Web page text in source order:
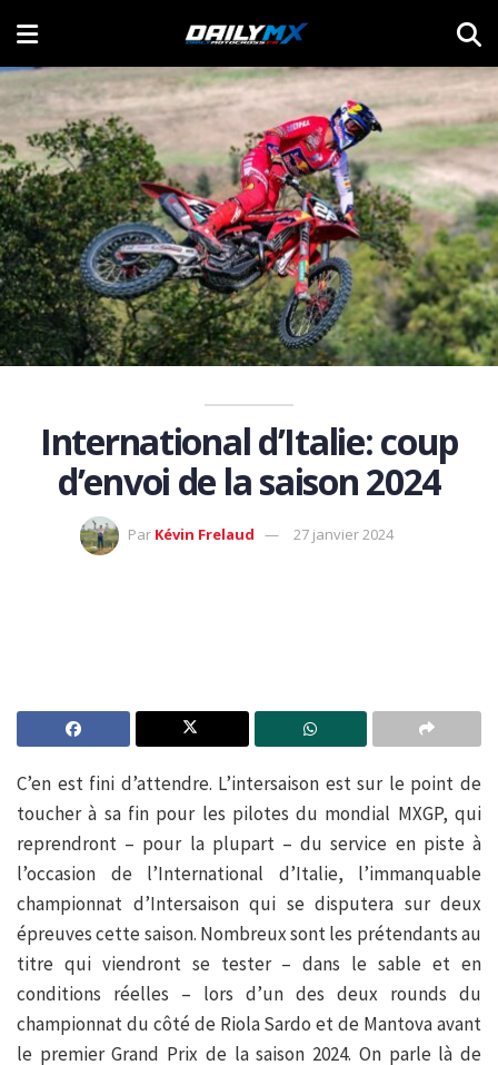
International d’Italie: coup
d’envoi de la saison 2024
Par Kévin Frelaud 27 janvier 2024
C’en est fini d’attendre. L’intersaison est sur le point de
toucher à sa fin pour les pilotes du mondial MXGP, qui
reprendront – pour la plupart – du service en piste à
l’occasion de l’International d’Italie, l’immanquable
championnat d’Intersaison qui se disputera sur deux
épreuves cette saison. Nombreux sont les prétendants au
titre qui viendront se tester – dans le sable et en
conditions réelles – lors d’un des deux rounds du
championnat du côté de Riola Sardo et de Mantova avant
le premier Grand Prix de la saison 2024. On parle là de